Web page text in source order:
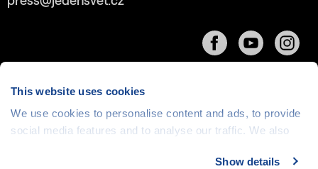
This website uses cookies
We use cookies to personalise content and ads, to provide
social media features and to analyse our traffic. We also
media, advertising and analytics partners who may
Show details
Cookies| © 1999-2026 Člověk v tísni o.p.s., web běží